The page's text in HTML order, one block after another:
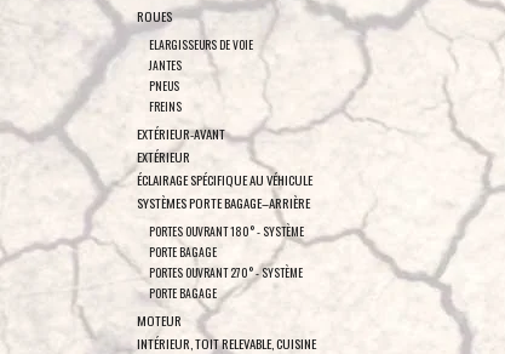
ROUES
ELARGISSEURS DE VOIE
JANTES
PNEUS
FREINS
EXTÉRIEUR-AVANT
EXTÉRIEUR
ÉCLAIRAGE SPÉCIFIQUE AU VÉHICULE
SYSTÈMES PORTE BAGAGE–ARRIÈRE
PORTES OUVRANT 180° - SYSTÈME
PORTE BAGAGE
PORTES OUVRANT 270° - SYSTÈME
PORTE BAGAGE
MOTEUR
INTÉRIEUR, TOIT RELEVABLE, CUISINE